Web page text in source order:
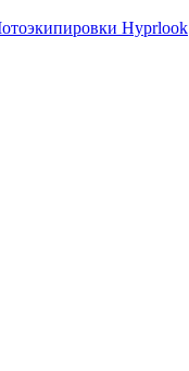
Hyprlook